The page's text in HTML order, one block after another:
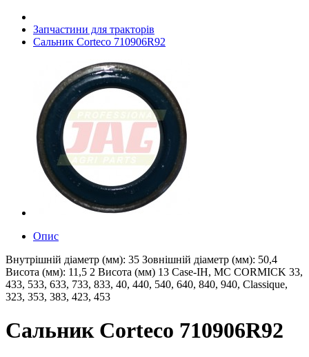
Запчастини для тракторів
Сальник Corteco 710906R92
Опис
Внутрішній діаметр (мм): 35 Зовнішній діаметр (мм): 50,4
Висота (мм): 11,5 2 Висота (мм) 13 Case-IH, MC CORMICK 33,
433, 533, 633, 733, 833, 40, 440, 540, 640, 840, 940, Classique,
323, 353, 383, 423, 453
Сальник Corteco 710906R92